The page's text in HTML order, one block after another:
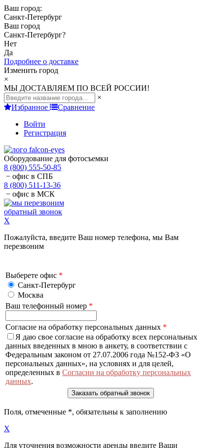
Ваш город:
Санкт-Петербург
Ваш город
Санкт-Петербург?
Нет
Да
Подробнее о доставке
Изменить город
×
МЫ ДОСТАВЛЯЕМ ПО ВСЕЙ РОССИИ!
×
Избранное
Сравнение
Войти
Регистрация
Оборудование для фотосъемки
8 (800) 555-50-85
− офис в СПБ
8 (800) 511-13-36
− офис в МСК
обратный звонок
X
Пожалуйста, введите Ваш номер телефона, мы Вам
перезвоним
Выберете офис *
Санкт-Петербург
Москва
Ваш телефонный номер *
Согласие на обработку персональных данных *
Я даю свое согласие на обработку всех персональных
данных введенных в мною в анкету, в соответствии с
Федеральным законом от 27.07.2006 года №152-ФЗ «О
персональных данных», на условиях и для целей,
определенных в Согласии на обработку персональных
данных.
Поля, отмеченные *, обязательны к заполнению
X
Для уточнения возможности аренды введите Ваши